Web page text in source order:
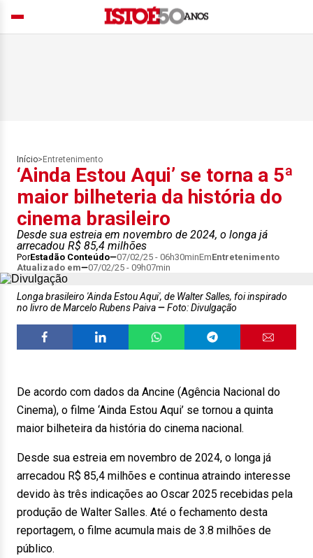
Início> Entretenimento
‘Ainda Estou Aqui’ se torna a 5ª
maior bilheteria da história do
cinema brasileiro
Desde sua estreia em novembro de 2024, o longa já
arrecadou R$ 85,4 milhões
PorEstadão Conteúdo 07/02/25 - 06h30minEmEntretenimento
Atualizado em
07/02/25 - 09h07min
Longa brasileiro 'Ainda Estou Aqui', de Walter Salles, foi inspirado
no livro de Marcelo Rubens Paiva
Foto: Divulgação
De acordo com dados da Ancine (Agência Nacional do
Cinema), o filme ‘Ainda Estou Aqui’ se tornou a quinta
maior bilheteira da história do cinema nacional.
Desde sua estreia em novembro de 2024, o longa já
arrecadou R$ 85,4 milhões e continua atraindo interesse
devido às três indicações ao Oscar 2025 recebidas pela
produção de Walter Salles. Até o fechamento desta
reportagem, o filme acumula mais de 3.8 milhões de
público.